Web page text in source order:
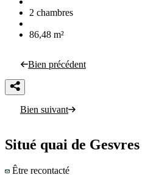
2 chambres
86,48 m²
Bien précédent
Bien suivant
Situé quai de Gesvres
Être recontacté